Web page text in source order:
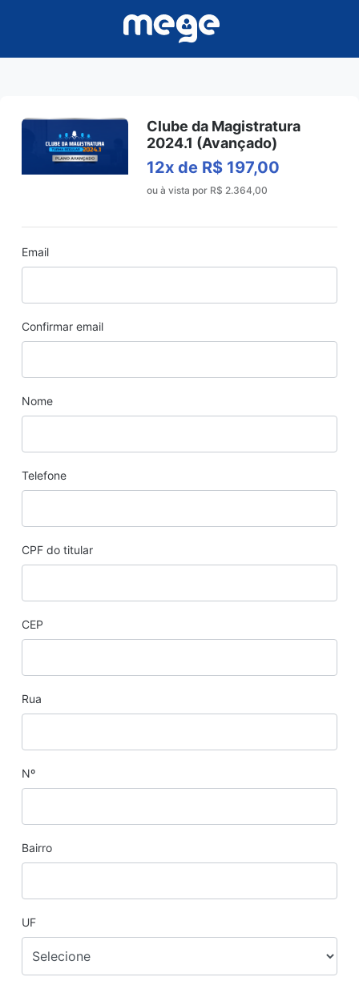
Clube da Magistratura
2024.1 (Avançado)
12x de R$ 197,00
ou à vista por R$ 2.364,00
Email
Confirmar email
Nome
Telefone
CPF do titular
CEP
Rua
Nº
Bairro
UF